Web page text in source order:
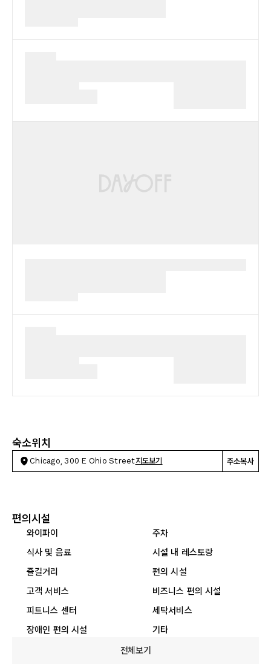
숙소위치
Chicago, 300 E Ohio Street지도보기 주소복사
편의시설
와이파이
주차
식사 및 음료
시설 내 레스토랑
즐길거리
편의 시설
고객 서비스
비즈니스 편의 시설
피트니스 센터
세탁서비스
장애인 편의 시설
기타
전체보기